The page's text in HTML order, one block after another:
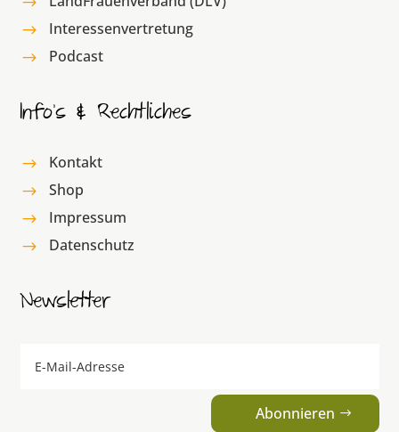
$ Interessenvertretung
$ Podcast
Info’s & Rechtliches
$ Kontakt
$ Shop
$ Impressum
$ Datenschutz
Newsletter
Abonnieren